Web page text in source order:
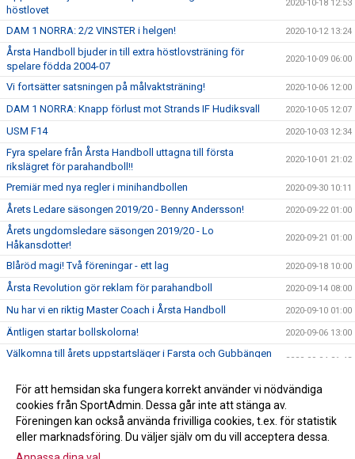
höstlovet
2020-10-18 12:53
DAM 1 NORRA: 2/2 VINSTER i helgen! 2020-10-12 13:24
Årsta Handboll bjuder in till extra höstlovsträning för
spelare födda 2004-07
2020-10-09 06:00
Vi fortsätter satsningen på målvaktsträning! 2020-10-06 12:00
DAM 1 NORRA: Knapp förlust mot Strands IF Hudiksvall 2020-10-05 12:07
USM F14 2020-10-03 12:34
Fyra spelare från Årsta Handboll uttagna till första
rikslägret för parahandboll!!
2020-10-01 21:02
Premiär med nya regler i minihandbollen 2020-09-30 10:11
Årets Ledare säsongen 2019/20 - Benny Andersson! 2020-09-22 01:00
Årets ungdomsledare säsongen 2019/20 - Lo
Håkansdotter!
2020-09-21 01:00
Blåröd magi! Två föreningar - ett lag 2020-09-18 10:00
Årsta Revolution gör reklam för parahandboll 2020-09-14 08:00
Nu har vi en riktig Master Coach i Årsta Handboll 2020-09-10 01:00
Äntligen startar bollskolorna! 2020-09-06 13:00
Välkomna till årets uppstartsläger i Farsta och Gubbängen
2020-09-04 21:43
Välkomna till Årsmöte den 24 september 2020-09-01 23:11
SOMMARAKTIVITETR PÅ SKARPNÄCKSFÄLTET! 2020-06-26 16:39
För att hemsidan ska fungera korrekt använder vi nödvändiga
cookies från SportAdmin. Dessa går inte att stänga av.
Föreningen kan också använda frivilliga cookies, t.ex. för statistik
eller marknadsföring. Du väljer själv om du vill acceptera dessa.